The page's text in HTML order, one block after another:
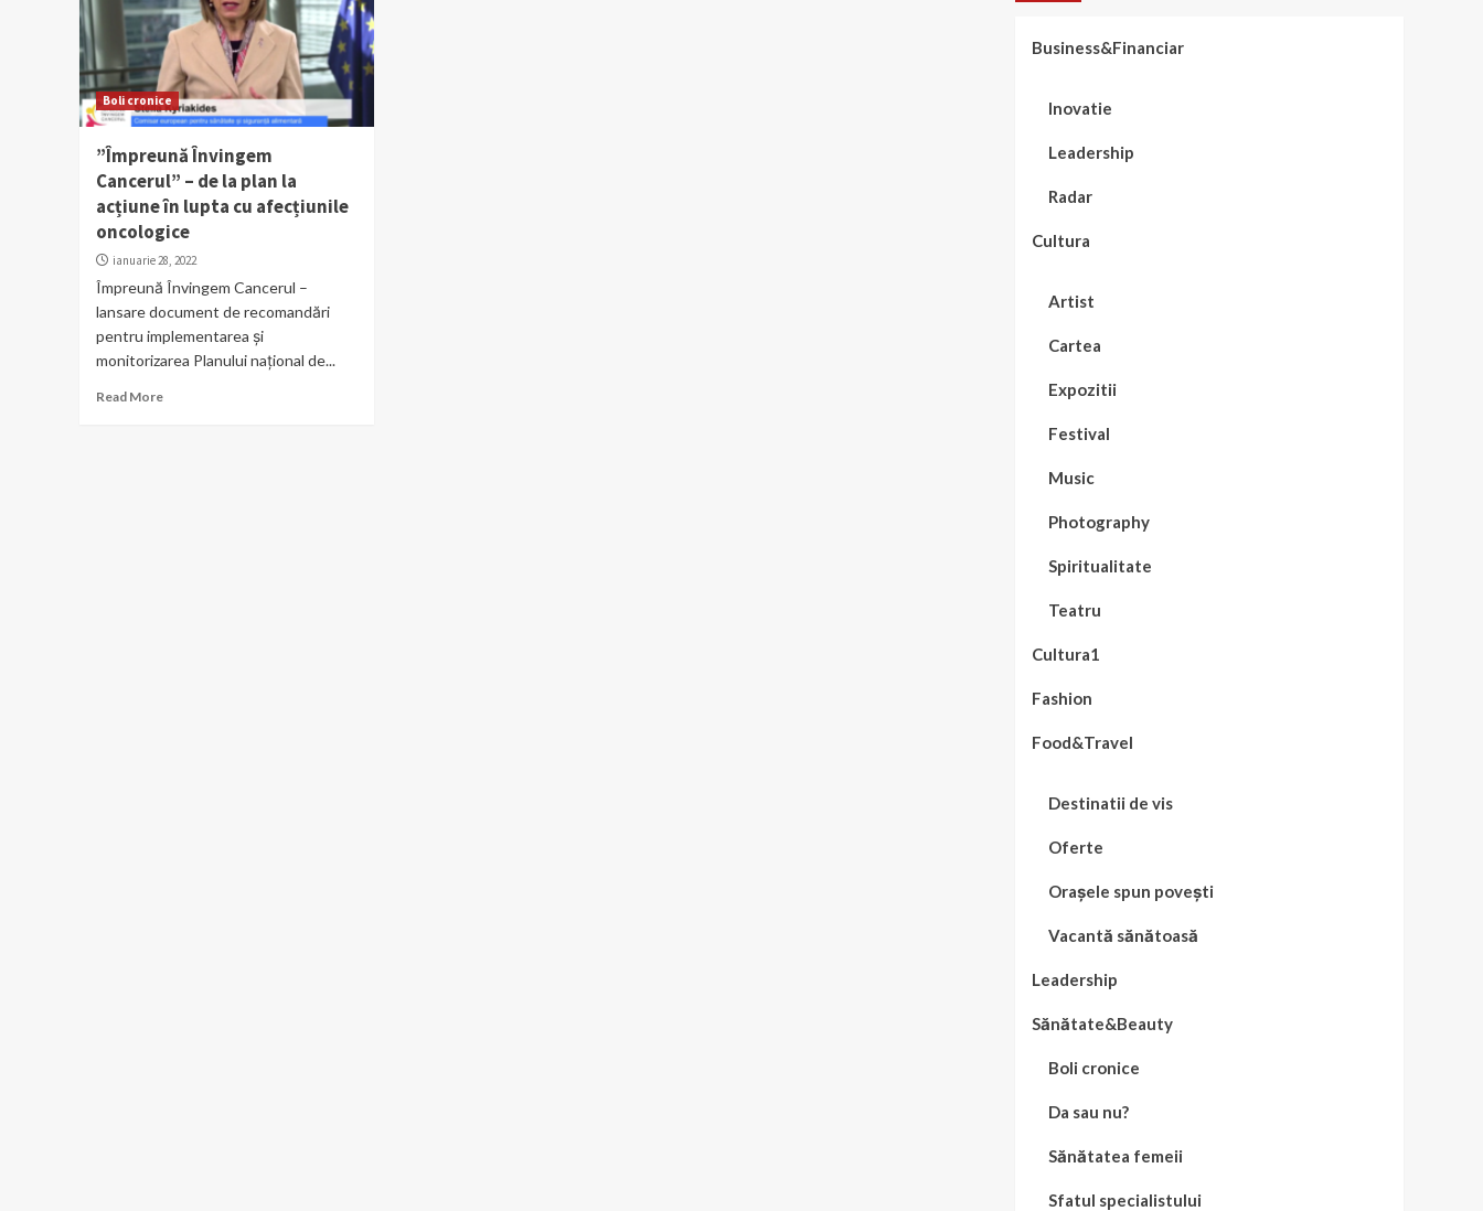
Boli cronice
”Împreună Învingem
Cancerul” – de la plan la
acțiune în lupta cu afecțiunile
oncologice
ianuarie 28, 2022
Împreună Învingem Cancerul –
lansare document de recomandări
pentru implementarea și
monitorizarea Planului național de...
Read More
Business&Financiar
Inovatie
Leadership
Radar
Cultura
Artist
Cartea
Expozitii
Festival
Music
Photography
Spiritualitate
Teatru
Cultura1
Fashion
Food&Travel
Destinatii de vis
Oferte
Orașele spun povești
Vacantă sănătoasă
Leadership
Sănătate&Beauty
Boli cronice
Da sau nu?
Sănătatea femeii
Sfatul specialistului